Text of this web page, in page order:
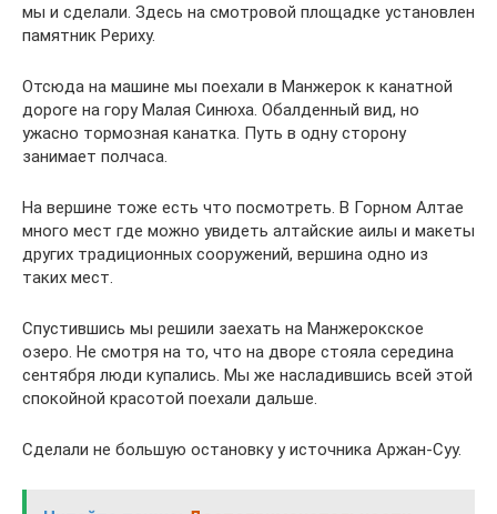
мы и сделали. Здесь на смотровой площадке установлен
памятник Рериху.
Отсюда на машине мы поехали в Манжерок к канатной
дороге на гору Малая Синюха. Обалденный вид, но
ужасно тормозная канатка. Путь в одну сторону
занимает полчаса.
На вершине тоже есть что посмотреть. В Горном Алтае
много мест где можно увидеть алтайские аилы и макеты
других традиционных сооружений, вершина одно из
таких мест.
Спустившись мы решили заехать на Манжерокское
озеро. Не смотря на то, что на дворе стояла середина
сентября люди купались. Мы же насладившись всей этой
спокойной красотой поехали дальше.
Сделали не большую остановку у источника Аржан-Суу.